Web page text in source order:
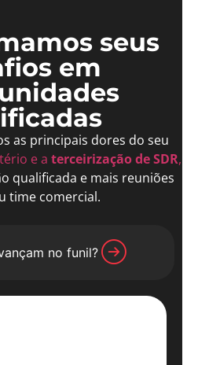
seus
em
as principais dores do seu
e a terceirização de SDR,
qualificada e mais reuniões
time comercial.
no funil?